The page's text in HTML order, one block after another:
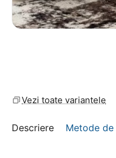
Vezi toate variantele
Descriere Metode